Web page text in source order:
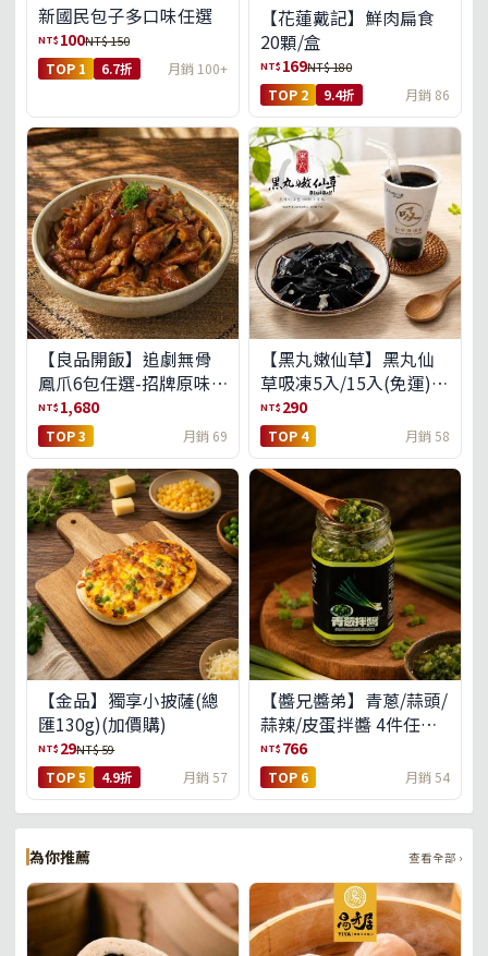
新國民包子多口味任選
NT$ 100NT$ 150
TOP 1 6.7折 月銷 100+
【花蓮戴記】鮮肉扁食
20顆/盒
NT$ 169NT$ 180
TOP 2 9.4折 月銷 86
【良品開飯】追劇無骨
鳳爪6包任選-招牌原味/
濃濃蒜香/過癮麻辣(免運
組)
NT$ 1,680
TOP 3 月銷 69
【黑丸嫩仙草】黑丸仙
草吸凍5入/15入(免運)
(預購中8/14出貨)
NT$ 290
TOP 4 月銷 58
【金品】獨享小披薩(總
匯130g)(加價購)
NT$ 29NT$ 59
TOP 5 4.9折 月銷 57
【醬兄醬弟】青蔥/蒜頭/
蒜辣/皮蛋拌醬 4件任選
(免運組)
NT$ 766
TOP 6 月銷 54
為你推薦 查看全部 ›